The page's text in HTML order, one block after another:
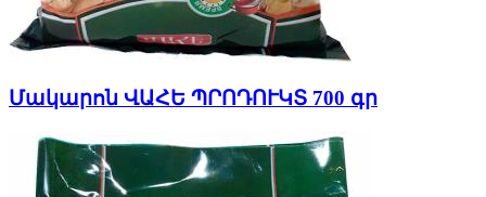
Մակարոն ՎԱՀԵ ՊՐՈԴՈՒԿՏ 700 գր